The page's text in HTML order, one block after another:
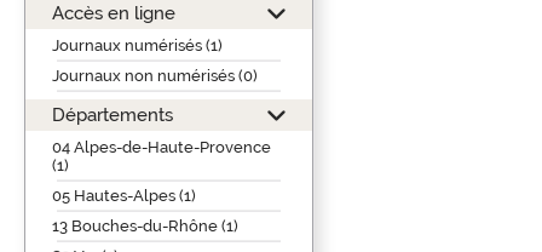
Accès en ligne
Journaux numérisés (1)
Journaux non numérisés (0)
Départements
04 Alpes-de-Haute-Provence
(1)
05 Hautes-Alpes (1)
13 Bouches-du-Rhône (1)